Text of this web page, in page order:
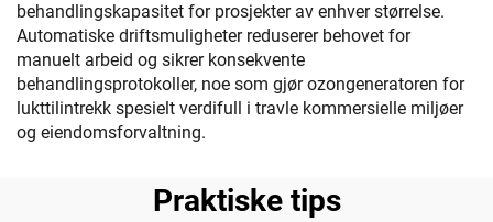
behandlingskapasitet for prosjekter av enhver størrelse.
Automatiske driftsmuligheter reduserer behovet for
manuelt arbeid og sikrer konsekvente
behandlingsprotokoller, noe som gjør ozongeneratoren for
lukttilintrekk spesielt verdifull i travle kommersielle miljøer
og eiendomsforvaltning.
Praktiske tips